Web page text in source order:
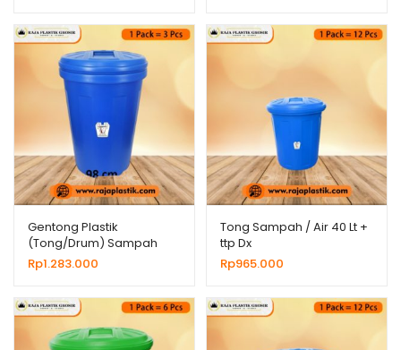
Gentong Plastik
(Tong/Drum) Sampah
Vol. 250 Liter, Jual Harga
Grosir
Rp1.283.000
Tong Sampah / Air 40 Lt +
ttp Dx
Rp965.000